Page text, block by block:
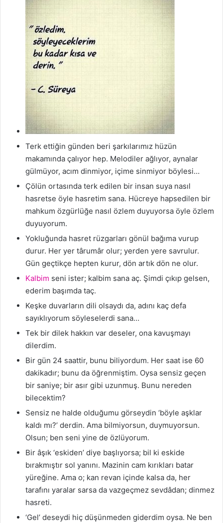
Terk ettiğin günden beri şarkılarımız hüzün
makamında çalıyor hep. Melodiler ağlıyor, aynalar
gülmüyor, acım dinmiyor, içime sinmiyor böylesi…
Çölün ortasında terk edilen bir insan suya nasıl
hasretse öyle hasretim sana. Hücreye hapsedilen bir
mahkum özgürlüğe nasıl özlem duyuyorsa öyle özlem
duyuyorum.
Yokluğunda hasret rüzgarları gönül bağıma vurup
durur. Her yer târumâr olur; yerden yere savrulur.
Gün geçtikçe hepten kurur, dön artık dön ne olur.
Kalbim seni ister; kalbim sana aç. Şimdi çıkıp gelsen,
ederim başımda taç.
Keşke duvarların dili olsaydı da, adını kaç defa
sayıklıyorum söyleselerdi sana…
Tek bir dilek hakkın var deseler, ona kavuşmayı
dilerdim.
Bir gün 24 saattir, bunu biliyordum. Her saat ise 60
dakikadır; bunu da öğrenmiştim. Oysa sensiz geçen
bir saniye; bir asır gibi uzunmuş. Bunu nereden
bilecektim?
Sensiz ne halde olduğumu görseydin ‘böyle aşklar
kaldı mı?’ derdin. Ama bilmiyorsun, duymuyorsun.
Olsun; ben seni yine de özlüyorum.
Bir âşık ‘eskiden’ diye başlıyorsa; bil ki eskide
bırakmıştır sol yanını. Mazinin cam kırıkları batar
yüreğine. Ama o; kan revan içinde kalsa da, her
tarafını yaralar sarsa da vazgeçmez sevdâdan; dinmez
hasreti.
‘Gel’ deseydi hiç düşünmeden giderdim oysa. Ne ben